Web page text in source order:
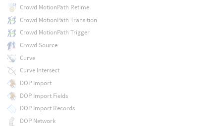
Crowd MotionPath Retime
Crowd MotionPath Transition
Crowd MotionPath Trigger
Crowd Source
Curve
Curve Intersect
DOP Import
DOP Import Fields
DOP Import Records
DOP Network